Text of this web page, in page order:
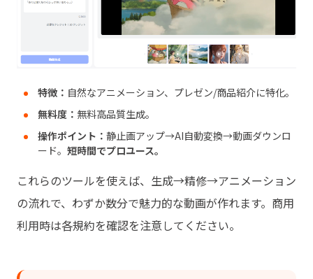
特徴： 自然なアニメーション、プレゼン/商品紹介に特化。
無料度： 無料高品質生成。
操作ポイント： 静止画アップ→AI自動変換→動画ダウンロ
ード。 短時間でプロユース。
これらのツールを使えば、生成→精修→アニメーション
の流れで、わずか数分で魅力的な動画が作れます。商用
利用時は各規約を確認を注意してください。